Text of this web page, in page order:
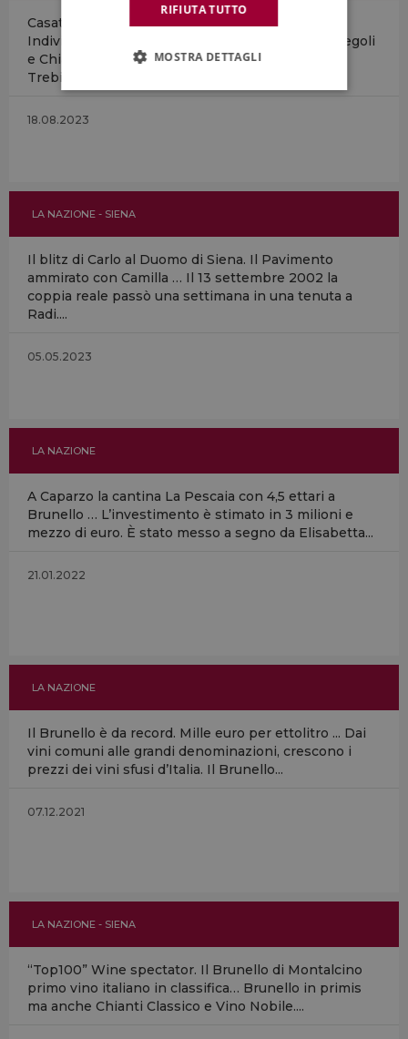
Casato Prime Donne Ecco i premiati 2023 …
Individuati Maria Canabal del Forum Parabere, Regoli
e Chiari di Winenews, Sottile e Atzeni di
Trebicchieri…...
18.08.2023
LA NAZIONE - SIENA
Il blitz di Carlo al Duomo di Siena. Il Pavimento
ammirato con Camilla … Il 13 settembre 2002 la
coppia reale passò una settimana in una tenuta a
Radi....
05.05.2023
LA NAZIONE
A Caparzo la cantina La Pescaia con 4,5 ettari a
Brunello … L’investimento è stimato in 3 milioni e
mezzo di euro. È stato messo a segno da Elisabetta...
21.01.2022
LA NAZIONE
Il Brunello è da record. Mille euro per ettolitro ... Dai
vini comuni alle grandi denominazioni, crescono i
prezzi dei vini sfusi d’Italia. Il Brunello...
07.12.2021
LA NAZIONE - SIENA
“Top100” Wine spectator. Il Brunello di Montalcino
primo vino italiano in classifica… Brunello in primis
ma anche Chianti Classico e Vino Nobile....
RIFIUTA TUTTO
MOSTRA DETTAGLI